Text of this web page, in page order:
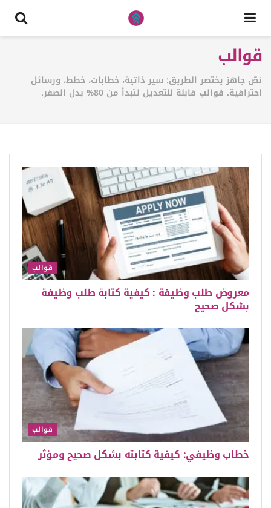
قوالب
نصّ جاهز يختصر الطريق: سير ذاتية، خطابات، خطط، ورسائل
احترافية. قوالب قابلة للتعديل لتبدأ من 80% بدل الصفر.
قوالب
معروض طلب وظيفة : كيفية كتابة طلب وظيفة
بشكل صحيح
قوالب
خطاب وظيفي: كيفية كتابته بشكل صحيح ومؤثر